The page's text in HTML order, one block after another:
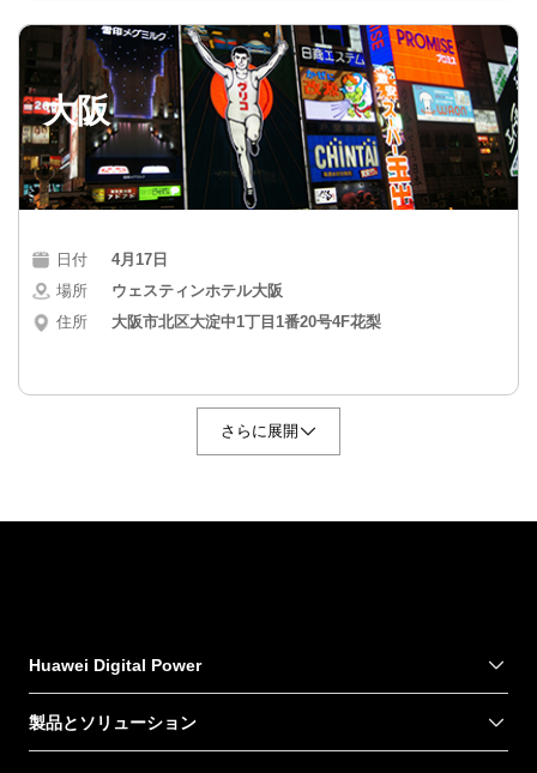
大阪
日付
4月17日
場所
ウェスティンホテル大阪
住所
大阪市北区大淀中1丁目1番20号4F花梨
日付
4月24日
住所
東京都江東区有明3-7-18有明セントラルタワー17F
さらに展開
Huawei Digital Power
製品とソリューション